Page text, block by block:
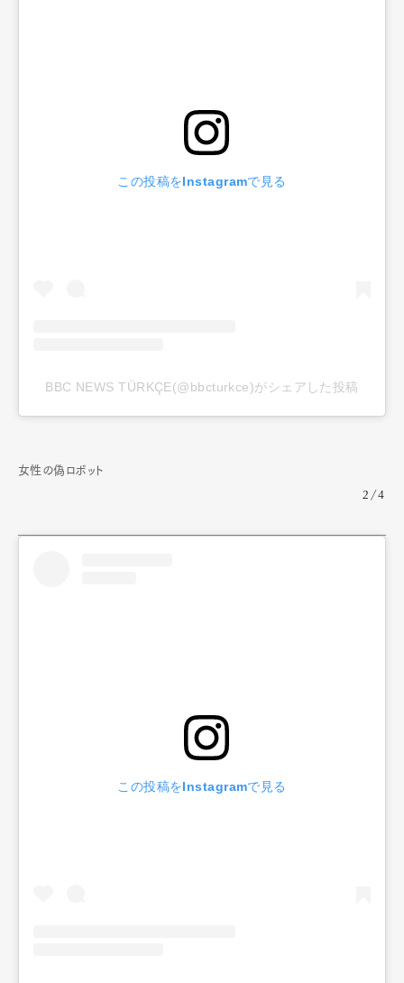
この投稿をInstagramで見る
BBC NEWS TÜRKÇE(@bbcturkce)がシェアした投稿
女性の偽ロボット
2/4
この投稿をInstagramで見る